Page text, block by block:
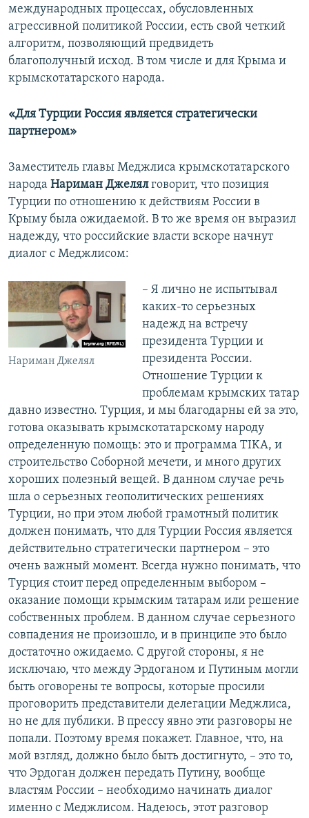
международных процессах, обусловленных
агрессивной политикой России, есть свой четкий
алгоритм, позволяющий предвидеть
благополучный исход. В том числе и для Крыма и
крымскотатарского народа.
«Для Турции Россия является стратегически
партнером»
Заместитель главы Меджлиса крымскотатарского
народа Нариман Джелялговорит, что позиция
Турции по отношению к действиям России в
Крыму была ожидаемой. В то же время он выразил
надежду, что российские власти вскоре начнут
диалог с Меджлисом:
Нариман Джелял
– Я лично не испытывал
каких-то серьезных
надежд на встречу
президента Турции и
президента России.
Отношение Турции к
проблемам крымских татар
давно известно. Турция, и мы благодарны ей за это,
готова оказывать крымскотатарскому народу
определенную помощь: это и программа TIKA, и
строительство Соборной мечети, и много других
хороших полезный вещей. В данном случае речь
шла о серьезных геополитических решениях
Турции, но при этом любой грамотный политик
должен понимать, что для Турции Россия является
действительно стратегически партнером – это
очень важный момент. Всегда нужно понимать, что
Турция стоит перед определенным выбором –
оказание помощи крымским татарам или решение
собственных проблем. В данном случае серьезного
совпадения не произошло, и в принципе это было
достаточно ожидаемо. С другой стороны, я не
исключаю, что между Эрдоганом и Путиным могли
быть оговорены те вопросы, которые просили
проговорить представители делегации Меджлиса,
но не для публики. В прессу явно эти разговоры не
попали. Поэтому время покажет. Главное, что, на
мой взгляд, должно было быть достигнуто, – это то,
что Эрдоган должен передать Путину, вообще
властям России – необходимо начинать диалог
именно с Меджлисом. Надеюсь, этот разговор